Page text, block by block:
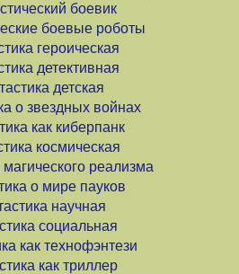
боевик
боевые роботы
героическая
детективная
детская
о звездных войнах
как киберпанк
космическая
реализма
о мире пауков
научная
социальная
как технофэнтези
как триллер